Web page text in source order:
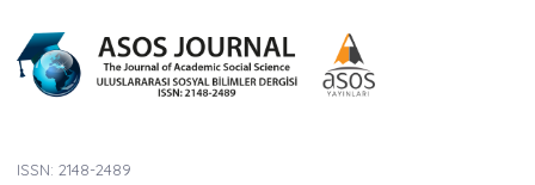
ISSN: 2148-2489